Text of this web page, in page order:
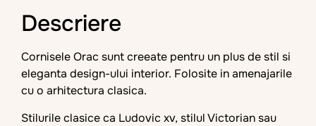
Descriere
Cornisele Orac sunt creeate pentru un plus de stil si
eleganta design-ului interior. Folosite in amenajarile
cu o arhitectura clasica.
Stilurile clasice ca Ludovic xv, stilul Victorian sau